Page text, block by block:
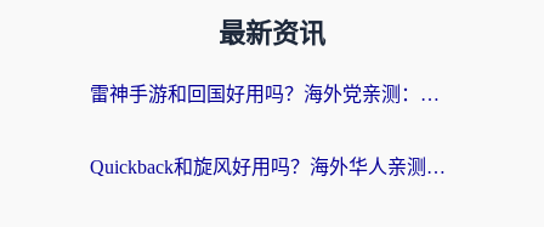
最新资讯
雷神手游和回国好用吗？海外党亲测：选对加速器才能无缝刷剧打游戏
Quickback和旋风好用吗？海外华人亲测：选对回国加速器才能无缝看央视5